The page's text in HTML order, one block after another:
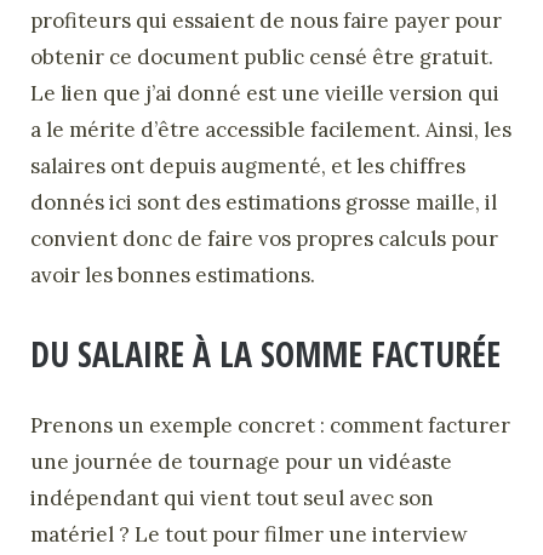
profiteurs qui essaient de nous faire payer pour
obtenir ce document public censé être gratuit.
Le lien que j’ai donné est une vieille version qui
a le mérite d’être accessible facilement. Ainsi, les
salaires ont depuis augmenté, et les chiffres
donnés ici sont des estimations grosse maille, il
convient donc de faire vos propres calculs pour
avoir les bonnes estimations.
DU SALAIRE À LA SOMME FACTURÉE
Prenons un exemple concret : comment facturer
une journée de tournage pour un vidéaste
indépendant qui vient tout seul avec son
matériel ? Le tout pour filmer une interview